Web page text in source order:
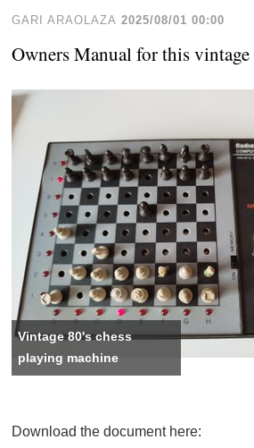
GARI ARAOLAZA 2025/08/01 00:00
Owners Manual for this vintage
Vintage 80's chess
playing machine
Download the document here: